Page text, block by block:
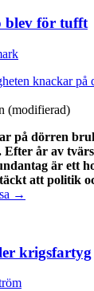
blev för tufft
(modifierad)
på dörren
Efter år av
är ett
att politik
När
blev
tufft
→
krigsfartyg